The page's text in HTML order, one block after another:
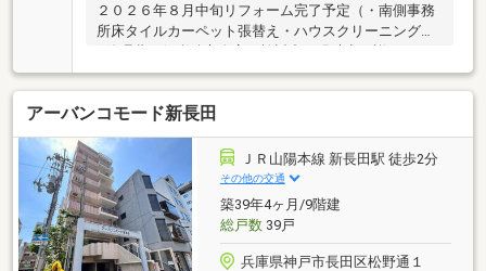
２０２６年８月中旬リフォーム完了予定（・南側事務
所床タイルカーペット張替え・ハウスクリーニング）
明）※この物件のお取引は、売主指定の司法書士をご
利用頂く事にご協力下さい。◆ お家さがしの段取りを
知りたい◆ご検討からご契約までの一連の流れをご説
明します。初めての住まい購入のご参考にしてくださ
い♪◆ 予算を知りたい◆収入や家賃から予算やローン
金額のシミュレーションをします。物件購入の際に不
安となる諸費用や税金のことにお答えします。
アーバンコモード新長田
ＪＲ山陽本線 新長田駅 徒歩2分
その他の交通
築39年4ヶ月/9階建
総戸数39戸
兵庫県神戸市長田区松野通１